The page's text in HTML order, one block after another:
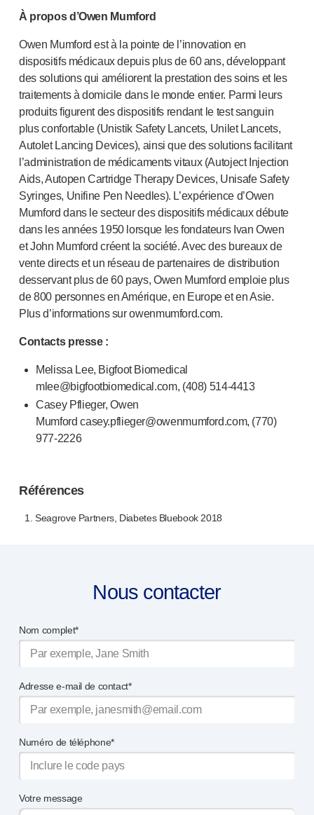
À propos d’Owen Mumford
Owen Mumford est à la pointe de l’innovation en
dispositifs médicaux depuis plus de 60 ans, développant
des solutions qui améliorent la prestation des soins et les
traitements à domicile dans le monde entier. Parmi leurs
produits figurent des dispositifs rendant le test sanguin
plus confortable (Unistik Safety Lancets, Unilet Lancets,
Autolet Lancing Devices), ainsi que des solutions facilitant
l’administration de médicaments vitaux (Autoject Injection
Aids, Autopen Cartridge Therapy Devices, Unisafe Safety
Syringes, Unifine Pen Needles). L’expérience d’Owen
Mumford dans le secteur des dispositifs médicaux débute
dans les années 1950 lorsque les fondateurs Ivan Owen
et John Mumford créent la société. Avec des bureaux de
vente directs et un réseau de partenaires de distribution
desservant plus de 60 pays, Owen Mumford emploie plus
de 800 personnes en Amérique, en Europe et en Asie.
Plus d’informations sur owenmumford.com.
Contacts presse :
Melissa Lee, Bigfoot Biomedical
mlee@bigfootbiomedical.com, (408) 514-4413
Casey Pflieger, Owen
Mumford casey.pflieger@owenmumford.com, (770)
977-2226
Références
1. Seagrove Partners, Diabetes Bluebook 2018
Nous contacter
Nom complet*
Adresse e-mail de contact*
Numéro de téléphone*
Votre message